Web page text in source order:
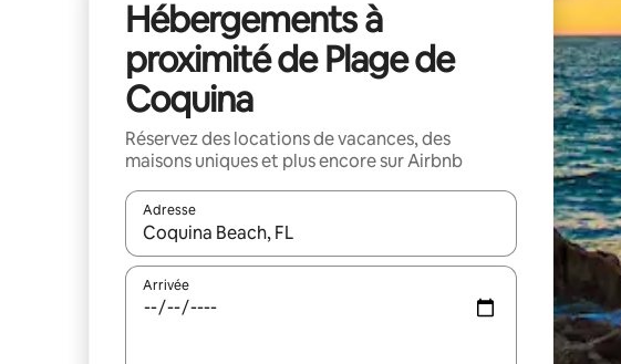
Hébergements à
proximité de Plage de
Coquina
Réservez des locations de vacances, des
maisons uniques et plus encore sur Airbnb
Adresse
Lorsque les résultats s'affichent, utilisez les flèches vers le haut et
Arrivée